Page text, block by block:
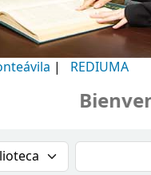
| REDIUMA
por:Buscar en